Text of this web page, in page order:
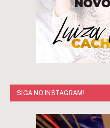
SIGA NO INSTAGRAM!